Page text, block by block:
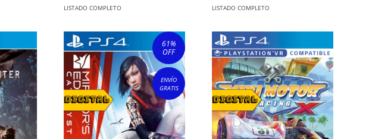
LISTADO COMPLETO LISTADO COMPLETO
61%
OFF
ENVÍO
GRATIS